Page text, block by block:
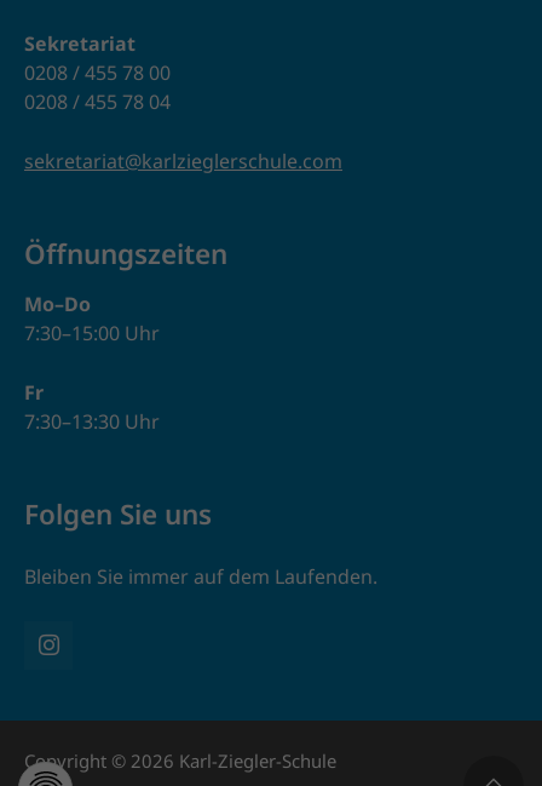
Sekretariat
0208 / 455 78 00
0208 / 455 78 04
sekretariat@karlzieglerschule.com
Öffnungszeiten
Mo–Do
7:30–15:00 Uhr
Fr
7:30–13:30 Uhr
Folgen Sie uns
Bleiben Sie immer auf dem Laufenden.
Copyright © 2026 Karl-Ziegler-Schule